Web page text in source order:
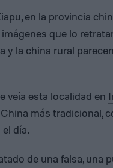
en la provincia
que lo
y la china rural
veía esta localidad en
más tradicional,
día.
de una falsa, una